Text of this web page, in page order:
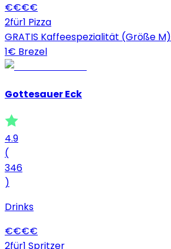
€€€€
2für1 Pizza
GRATIS Kaffeespezialität (Größe M)
1€ Brezel
Gottesauer Eck
4.9
(
346
)
Drinks
€€€€
2für1 Spritzer